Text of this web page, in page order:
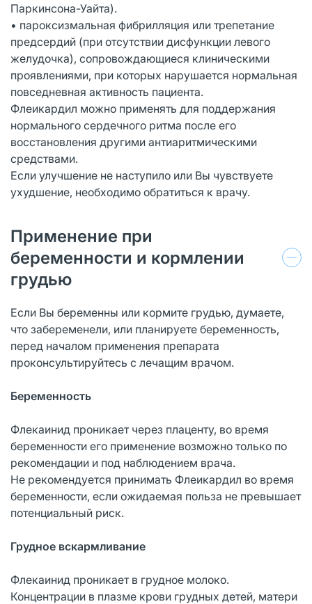
Паркинсона-Уайта).
• пароксизмальная фибрилляция или трепетание
предсердий (при отсутствии дисфункции левого
желудочка), сопровождающиеся клиническими
проявлениями, при которых нарушается нормальная
повседневная активность пациента.
Флеикардил можно применять для поддержания
нормального сердечного ритма после его
восстановления другими антиаритмическими
средствами.
Если улучшение не наступило или Вы чувствуете
ухудшение, необходимо обратиться к врачу.
Применение при
беременности и кормлении
грудью
Если Вы беременны или кормите грудью, думаете,
что забеременели, или планируете беременность,
перед началом применения препарата
проконсультируйтесь с лечащим врачом.
Беременность
Флекаинид проникает через плаценту, во время
беременности его применение возможно только по
рекомендации и под наблюдением врача.
Не рекомендуется принимать Флеикардил во время
беременности, если ожидаемая польза не превышает
потенциальный риск.
Грудное вскармливание
Флекаинид проникает в грудное молоко.
Концентрации в плазме крови грудных детей, матери